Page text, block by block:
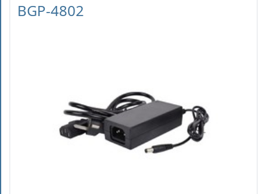
BGP-4802